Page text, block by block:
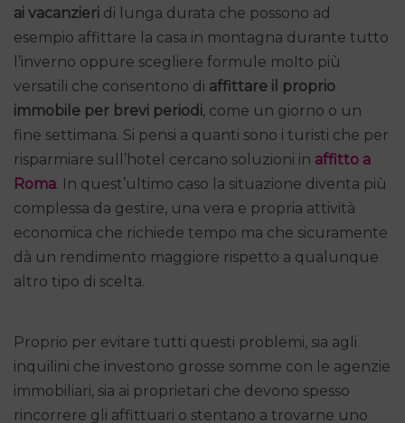
ai vacanzieri di lunga durata che possono ad
esempio affittare la casa in montagna durante tutto
l’inverno oppure scegliere formule molto più
versatili che consentono di affittare il proprio
immobile per brevi periodi, come un giorno o un
fine settimana. Si pensi a quanti sono i turisti che per
risparmiare sull’hotel cercano soluzioni in affitto a
Roma. In quest’ultimo caso la situazione diventa più
complessa da gestire, una vera e propria attività
economica che richiede tempo ma che sicuramente
dà un rendimento maggiore rispetto a qualunque
altro tipo di scelta.
Proprio per evitare tutti questi problemi, sia agli
inquilini che investono grosse somme con le agenzie
immobiliari, sia ai proprietari che devono spesso
rincorrere gli affittuari o stentano a trovarne uno